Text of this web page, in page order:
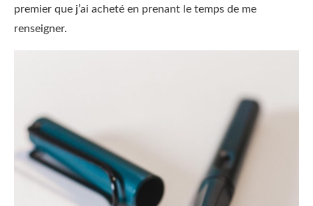
premier que j’ai acheté en prenant le temps de me
renseigner.